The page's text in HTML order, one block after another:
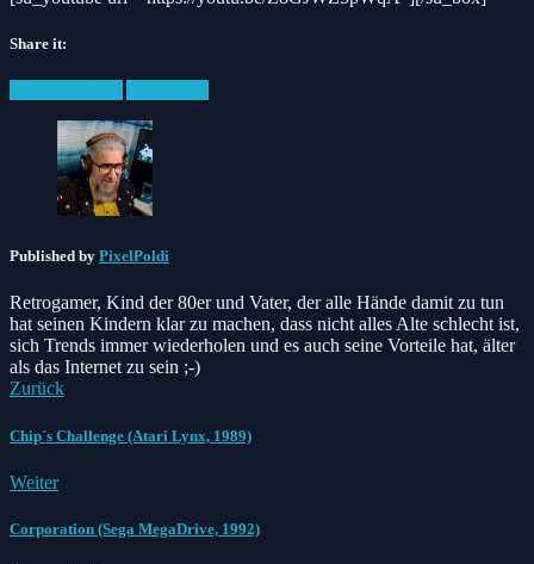
Share it:
Published by PixelPoldi
Retrogamer, Kind der 80er und Vater, der alle Hände damit zu tun
hat seinen Kindern klar zu machen, dass nicht alles Alte schlecht ist,
sich Trends immer wiederholen und es auch seine Vorteile hat, älter
als das Internet zu sein ;-)
Zurück
Chip´s Challenge (Atari Lynx, 1989)
Weiter
Corporation (Sega MegaDrive, 1992)